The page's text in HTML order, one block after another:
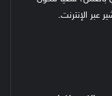
عبر الإنترنت.